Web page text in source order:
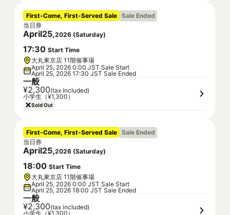
First-Come, First-Served Sale Sale Ended
当日券
April25,2026 (Saturday)
17:30 Start Time
大丸東京店 11階催事場
April 25, 2026 0:00 JST Sale Start
April 25, 2026 17:30 JST Sale Ended
一般
¥2,300(tax included)
小学生（¥1,300）
Sold Out
First-Come, First-Served Sale Sale Ended
当日券
April25,2026 (Saturday)
18:00 Start Time
大丸東京店 11階催事場
April 25, 2026 0:00 JST Sale Start
April 25, 2026 18:00 JST Sale Ended
一般
¥2,300(tax included)
小学生（¥1,300）